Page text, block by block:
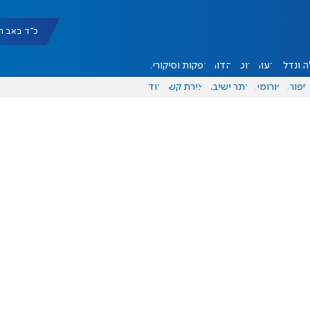
כ"ד באב תשפ"ו
ונדל"ן דעות אוכל יהדות הפקות וסיקורים
ספורט פורומים אתר ישיבה יצירת קשר עוד